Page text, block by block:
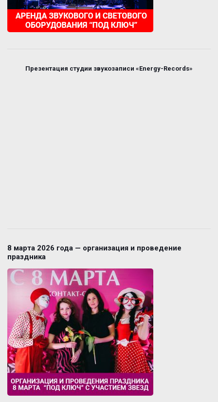
Презентация студии звукозаписи «Energy-Records»
8 марта 2026 года — организация и проведение
праздника